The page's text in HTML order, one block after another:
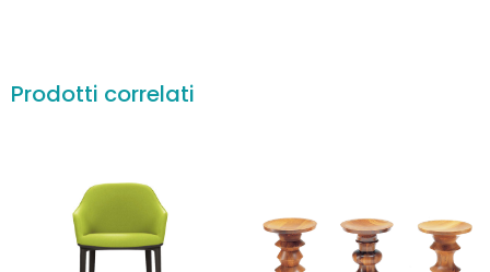
Prodotti correlati